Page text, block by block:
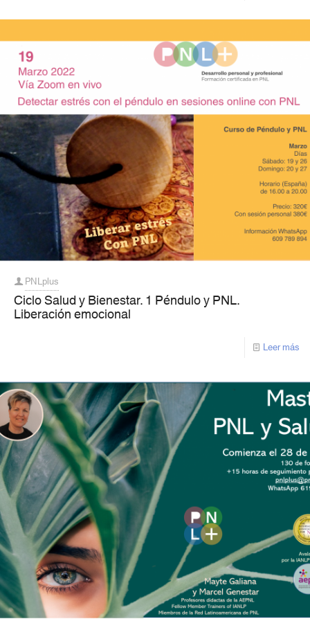
PNLplus
Ciclo Salud y Bienestar. 1 Péndulo y PNL.
Liberación emocional
Leer más